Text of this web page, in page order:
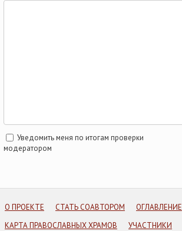
Уведомить меня по итогам проверки
модератором
О ПРОЕКТЕ СТАТЬ СОАВТОРОМ
ОГЛАВЛЕНИЕ
КАРТА ПРАВОСЛАВНЫХ ХРАМОВ
УЧАСТНИКИ